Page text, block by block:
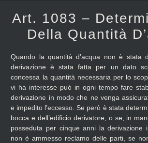
Art. 1083 –
Della Quantità
Quando la quantità d’acqua non è stata
derivazione è stata fatta per un dato
concessa la quantità necessaria per lo
vi ha interesse può in ogni tempo fare
derivazione in modo che ne venga
e impedito l’eccesso. Se però è stata
bocca e dell’edificio derivatore, o se, in
posseduta per cinque anni la derivazione
non è ammesso reclamo delle parti, se